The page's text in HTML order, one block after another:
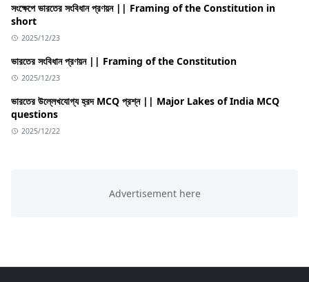
সংক্ষেপে ভারতের সংবিধান প্রণয়ন || Framing of the Constitution in
short
2025/12/23
ভারতের সংবিধান প্রণয়ন || Framing of the Constitution
2025/12/23
ভারতের উল্লেখযোগ্য হ্রদ MCQ প্রশ্ন || Major Lakes of India MCQ
questions
2025/12/22